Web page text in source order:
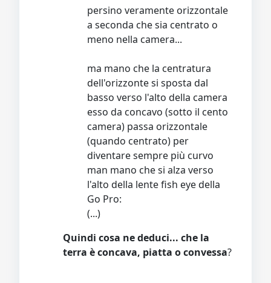
persino veramente orizzontale
a seconda che sia centrato o
meno nella camera...
ma mano che la centratura
dell'orizzonte si sposta dal
basso verso l'alto della camera
esso da concavo (sotto il cento
camera) passa orizzontale
(quando centrato) per
diventare sempre più curvo
man mano che si alza verso
l'alto della lente fish eye della
Go Pro:
(...)
Quindi cosa ne deduci... che la
terra è concava, piatta o convessa?